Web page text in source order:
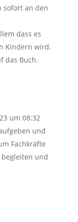
sofort an den
dass es
Kindern wird.
das Buch.
um 08:32
und
Fachkräfte
und